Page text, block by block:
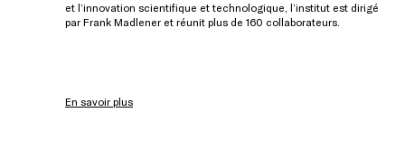
et l’innovation scientifique et technologique, l’institut est dirigé
par Frank Madlener et réunit plus de 160 collaborateurs.
En savoir plus